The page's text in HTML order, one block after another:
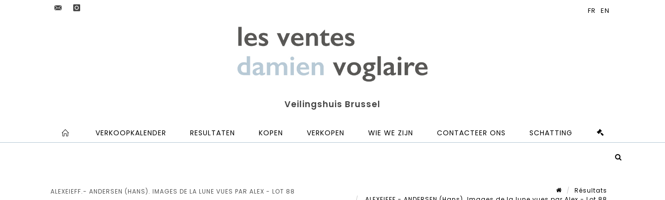
Veilingshuis Brussel
VERKOOPKALENDER RESULTATEN KOPEN VERKOPEN WIE WE ZIJN CONTACTEER ONS SCHATTING
ALEXEIEFF.- ANDERSEN (HANS). IMAGES DE LA LUNE VUES PAR ALEX - LOT 88
Résultats